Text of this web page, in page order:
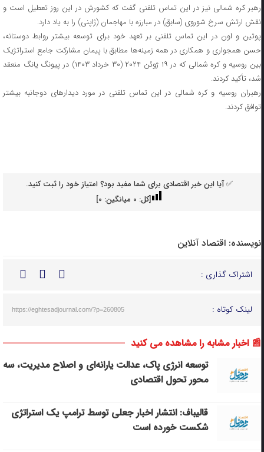
رهبر کره شمالی نیز در این تماس تلفنی گفت که کشورش در این روز تعطیل است و
نقش ارتش سرخ شوروی (سابق) در مبارزه با مهاجمان (ژاپنی) را به یاد دارد.
پوتین و اون در این تماس تلفنی بر تعهد خود برای توسعه بیشتر روابط دوستانه،
حسن همجواری و همکاری در همه زمینه‌ها مطابق با پیمان مشارکت جامع استراتژیک
بین روسیه و کره شمالی که در ۱۹ ژوئن ۲۰۲۴ (۳۰ خرداد ۱۴۰۳) در پیونگ یانگ منعقد
شد، تأکید کردند.
رهبران روسیه و کره شمالی در این تماس تلفنی در مورد دیدارهای دوجانبه بیشتر
توافق کردند.
✅ آیا این خبر اقتصادی برای شما مفید بود؟ امتیاز خود را ثبت کنید.
[کل: 0میانگین: 0
]
نویسنده: اقتصاد آنلاین
اشتراک گذاری :
لینک کوتاه : https://eghtesadjournal.com/?p=260805
📰 اخبار مشابه را مشاهده می کنید
توسعه انرژی پاک، عدالت یارانه‌ای و اصلاح مدیریت، سه
محور تحول اقتصادی
قالیباف: انتشار اخبار جعلی توسط ترامپ یک استراتژی
شکست خورده است